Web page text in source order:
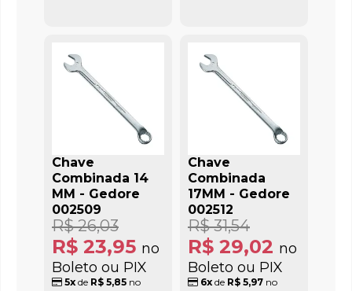
Chave
Combinada 14
MM - Gedore
002509
R$ 23,95 no
Boleto ou PIX
R$ 26,03
5x de R$ 5,85 no
Chave
Combinada
17MM - Gedore
002512
R$ 29,02 no
Boleto ou PIX
R$ 31,54
6xde R$ 5,97no